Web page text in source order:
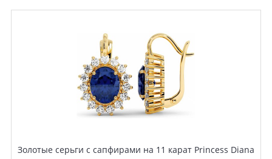
Золотые серьги с сапфирами на 11 карат Princess Diana